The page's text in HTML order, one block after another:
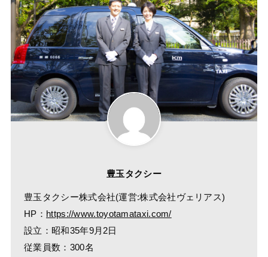
豊玉タクシー
豊玉タクシー株式会社(運営:株式会社ヴェリアス)
HP： https://www.toyotamataxi.com/
設立：昭和35年9月2日
従業員数：300名